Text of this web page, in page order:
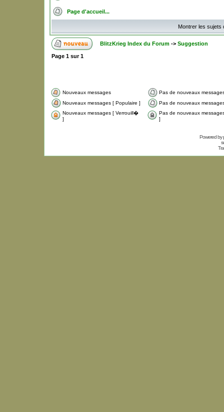
Page d'accueil...
Montrer les sujets
BlitzKrieg Index du Forum -> Suggestion
Page 1 sur1
Nouveaux messages
Pas de nouveaux
Nouveaux messages [ Populaire ]
Pas de nouveaux
Nouveaux messages [ Verrouill�
]
Pas de nouveaux
]
Powered by